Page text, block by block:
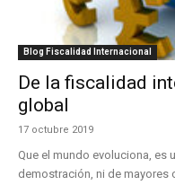
Blog Fiscalidad Internacional
De la fiscalidad
global
17 octubre 2019
Que el mundo evoluciona, es
demostración, ni de mayores